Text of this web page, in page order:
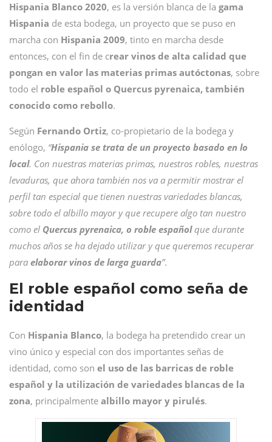
Hispania Blanco 2020, es la versión blanca de la gama
Hispania de esta bodega, un proyecto que se puso en
marcha con Hispania 2009, tinto en marcha desde
entonces, con el fin de crear vinos de alta calidad que
pongan en valor las materias primas autóctonas, sobre
todo el roble español o Quercus pyrenaica, también
conocido como rebollo.
Según Fernando Ortiz, co-propietario de la bodega y
enólogo, “Hispania se trata de un proyecto basado en lo
local. Con nuestras materias primas, nuestros robles, nuestras
levaduras, que ahora también nos va a permitir mostrar el
perfil tan especial que tienen nuestras variedades blancas,
sobre todo el albillo mayor y que recupere algo tan nuestro
como el Quercus pyrenaica, o roble españolque durante
muchos años se ha dejado utilizar y que queremos recuperar
para elaborar vinos de larga guarda”.
El roble español como seña de
identidad
Con Hispania Blanco, la bodega ha pretendido crear un
vino único y especial con dos importantes señas de
identidad, como son el uso de las barricas de roble
español y la utilización de variedades blancas de la
zona, principalmente albillo mayor y pirulés.